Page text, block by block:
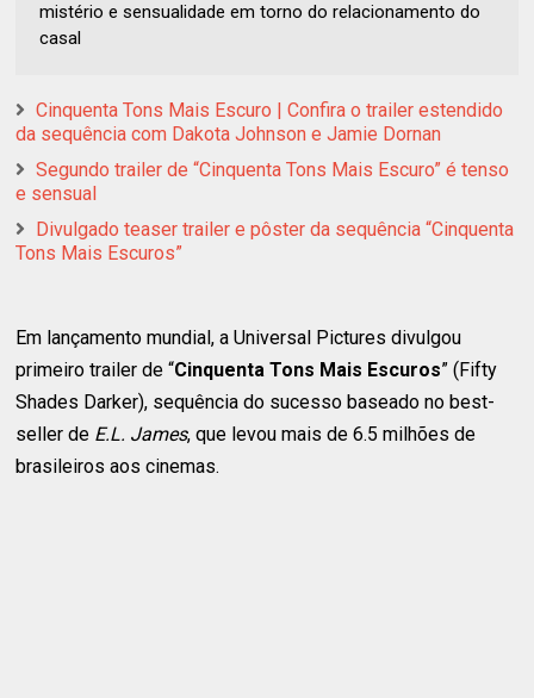
mistério e sensualidade em torno do relacionamento do
casal
Cinquenta Tons Mais Escuro | Confira o trailer estendido
da sequência com Dakota Johnson e Jamie Dornan
Segundo trailer de “Cinquenta Tons Mais Escuro” é tenso
e sensual
Divulgado teaser trailer e pôster da sequência “Cinquenta
Tons Mais Escuros”
Em lançamento mundial, a Universal Pictures divulgou
primeiro trailer de “Cinquenta Tons Mais Escuros” (Fifty
Shades Darker), sequência do sucesso baseado no best-
seller de E.L. James, que levou mais de 6.5 milhões de
brasileiros aos cinemas.